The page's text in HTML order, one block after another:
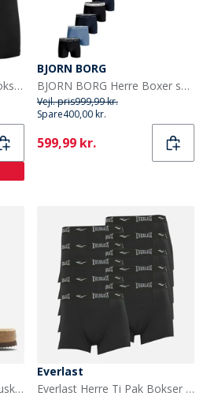
Resteröds Herre Ti Pak Boksershorts Sort
BJORN BORG
BJORN BORG Herre Boxer shorts Flerfarvet
Vejl. pris999,99 kr.
Spare400,00 kr.
Current
599,99 kr.
CPH Comfort Bio Clogs Ruskind Sandaler Dark Brown
Everlast
Everlast Herre Ti Pak Bokser Sort